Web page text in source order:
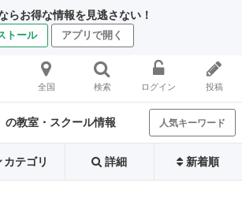
らお得な情報を見逃さない！
トール アプリで開く
全国 検索 ログイン 投稿
の教室・スクール情報 人気キーワード
カテゴリ 詳細 新着順